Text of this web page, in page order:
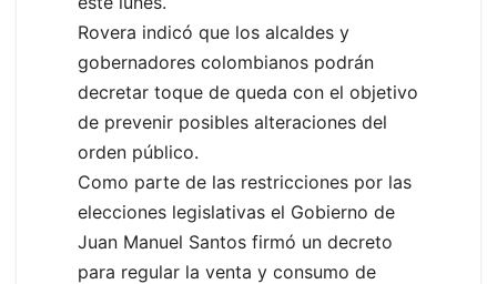
Rovera indicó que los alcaldes y
gobernadores colombianos podrán
decretar toque de queda con el objetivo
de prevenir posibles alteraciones del
orden público.
Como parte de las restricciones por las
elecciones legislativas el Gobierno de
Juan Manuel Santos firmó un decreto
para regular la venta y consumo de